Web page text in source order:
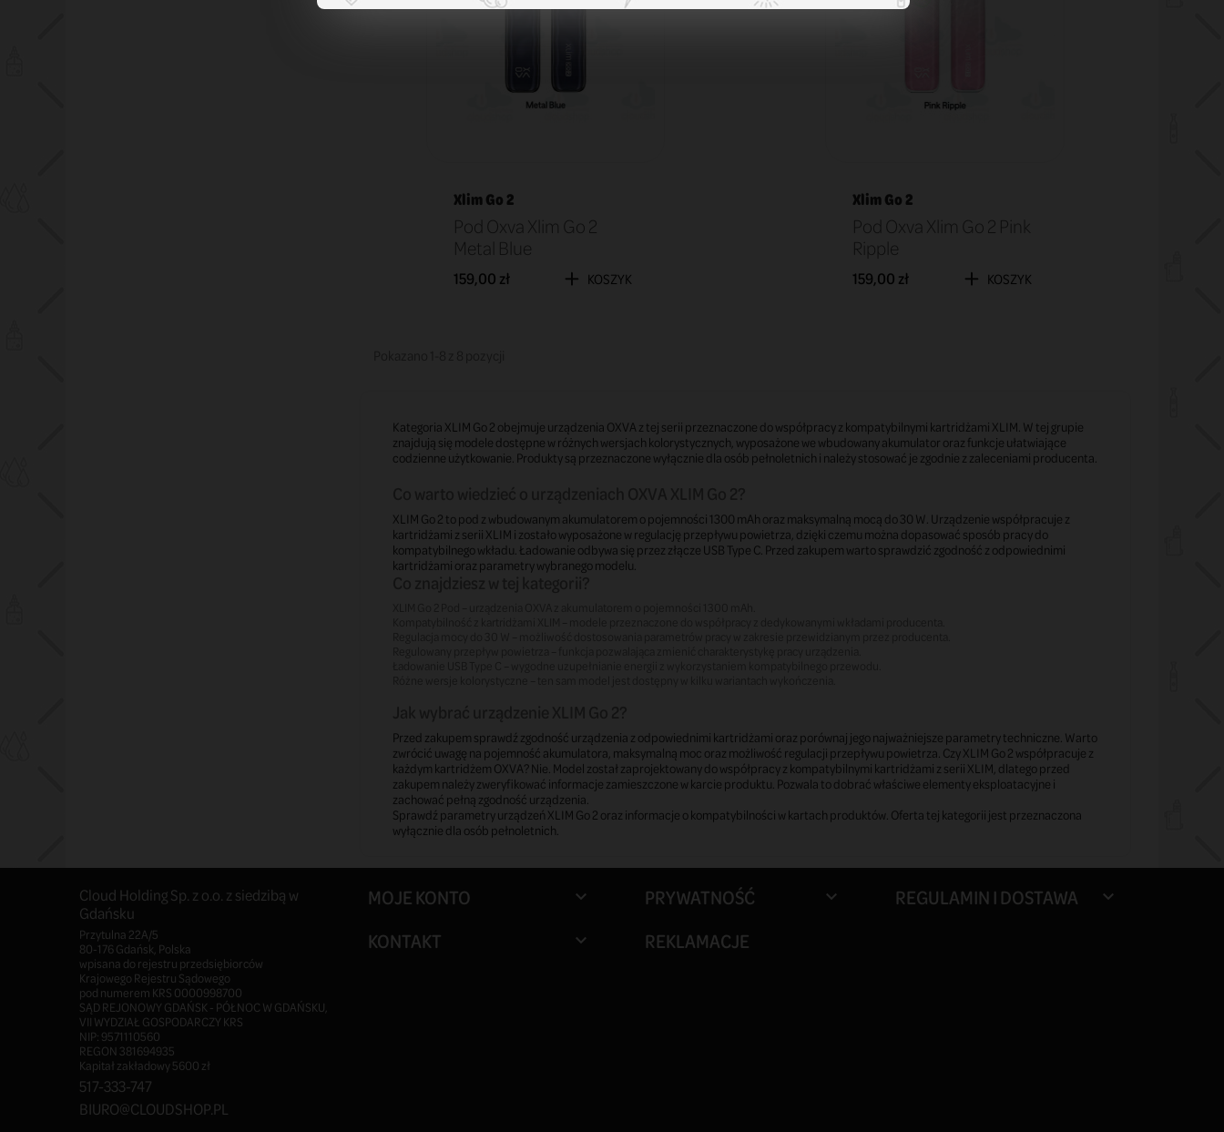
Xlim Go 2
Pod Oxva Xlim Go 2
Metal Blue
159,00 zł KOSZYK
Xlim Go 2
Pod Oxva Xlim Go 2 Pink
Ripple
159,00 zł KOSZYK
Kategoria XLIM Go 2 obejmuje urządzenia OXVA z tej serii przeznaczone do współpracy z kompatybilnymi kartridżami XLIM. W tej grupie
znajdują się modele dostępne w różnych wersjach kolorystycznych, wyposażone we wbudowany akumulator oraz funkcje ułatwiające
codzienne użytkowanie. Produkty są przeznaczone wyłącznie dla osób pełnoletnich i należy stosować je zgodnie z zaleceniami producenta.
XLIM Go 2 to pod z wbudowanym akumulatorem o pojemności 1300 mAh oraz maksymalną mocą do 30 W. Urządzenie współpracuje z
kartridżami z serii XLIM i zostało wyposażone w regulację przepływu powietrza, dzięki czemu można dopasować sposób pracy do
kompatybilnego wkładu. Ładowanie odbywa się przez złącze USB Type C. Przed zakupem warto sprawdzić zgodność z odpowiednimi
kartridżami oraz parametry wybranego modelu.
Przed zakupem sprawdź zgodność urządzenia z odpowiednimi kartridżami oraz porównaj jego najważniejsze parametry techniczne. Warto
zwrócić uwagę na pojemność akumulatora, maksymalną moc oraz możliwość regulacji przepływu powietrza. Czy XLIM Go 2 współpracuje z
każdym kartridżem OXVA? Nie. Model został zaprojektowany do współpracy z kompatybilnymi kartridżami z serii XLIM, dlatego przed
zakupem należy zweryfikować informacje zamieszczone w karcie produktu. Pozwala to dobrać właściwe elementy eksploatacyjne i
zachować pełną zgodność urządzenia.
Sprawdź parametry urządzeń XLIM Go 2 oraz informacje o kompatybilności w kartach produktów. Oferta tej kategorii jest przeznaczona
wyłącznie dla osób pełnoletnich.
Cloud Holding Sp. z o.o. z siedzibą w
Gdańsku
Przytulna 22A/5
80-176 Gdańsk, Polska
wpisana do rejestru przedsiębiorców
Krajowego Rejestru Sądowego
pod numerem KRS 0000998700
SĄD REJONOWY GDAŃSK - PÓŁNOC W GDAŃSKU,
VII WYDZIAŁ GOSPODARCZY KRS
NIP: 9571110560
REGON 381694935
Kapitał zakładowy 5600 zł
517-333-747
BIURO@CLOUDSHOP.PL
MOJE KONTO 
KONTAKT 
PRYWATNOŚĆ 
REKLAMACJE
REGULAMIN I DOSTAWA 